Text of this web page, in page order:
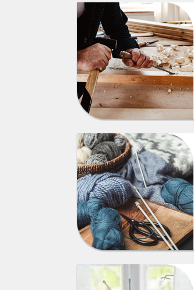
Västernorrlands län
Västmanlands län
Västra Götalands län
Örebro län
Borås
Bromma
Brösarp
Burgsvik
Bålsta
Dalum
Delsbo
Edsbruk
Eksjö
Emmaboda
Enköping